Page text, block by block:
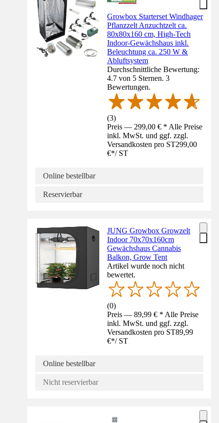
Growbox Starterset Windhager
Pflanzzelt Anzuchtzelt ca.
80x80x160 cm, High-Tech
Indoor-Gewächshaus inkl.
Beleuchtung ca. 250 W &
Abluftsystem
Durchschnittliche Bewertung:
4.7 von 5 Sternen. 3
Bewertungen.
(3)
Preis — 299,00 € * Alle Preise
inkl. MwSt. und ggf. zzgl.
Versandkosten pro ST299,00
€*/ ST
Online bestellbar
Reservierbar
JUNG Growbox Growzelt
Indoor 70x70x160cm
Gewächshaus Cannabis
Balkon, Grow Tent
Artikel wurde noch nicht
bewertet.
(0)
Preis — 89,99 € * Alle Preise
inkl. MwSt. und ggf. zzgl.
Versandkosten pro ST89,99
€*/ ST
Online bestellbar
Nicht reservierbar